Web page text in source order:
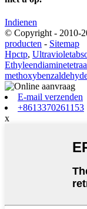
Indienen
© Copyright - 2010-
producten - Sitemap
Hpctp,
E-mail verzenden
+8613370261153
x